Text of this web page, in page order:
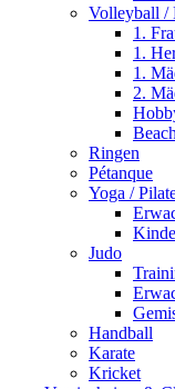
Volleyball /
1.
1.
1.
2.
Ringen
Pétanque
Yoga /
Judo
Handball
Karate
Kricket